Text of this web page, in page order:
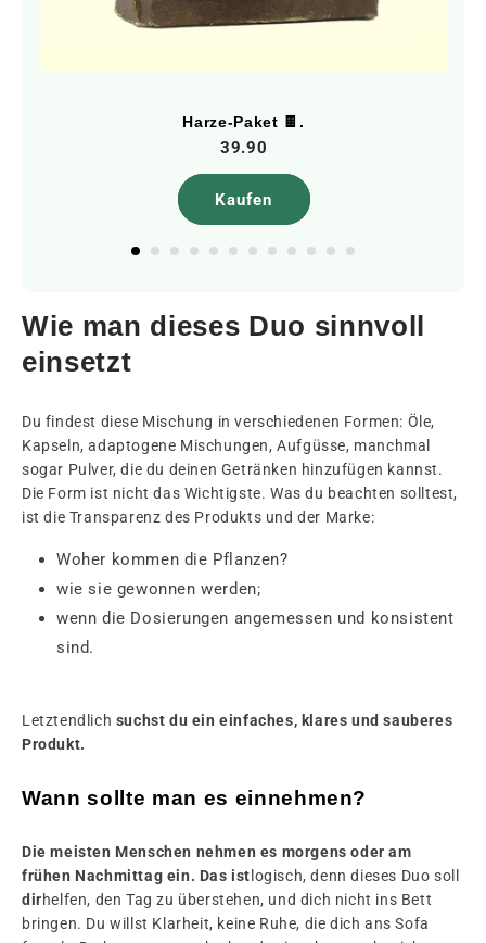
Harze-Paket 🍫.
39.90
Kaufen
Wie man dieses Duo sinnvoll
einsetzt
Du findest diese Mischung in verschiedenen Formen: Öle,
Kapseln, adaptogene Mischungen, Aufgüsse, manchmal
sogar Pulver, die du deinen Getränken hinzufügen kannst.
Die Form ist nicht das Wichtigste. Was du beachten solltest,
ist die Transparenz des Produkts und der Marke:
Woher kommen die Pflanzen?
wie sie gewonnen werden;
wenn die Dosierungen angemessen und konsistent
sind.
Letztendlich suchst du ein einfaches, klares und sauberes
Produkt.
Wann sollte man es einnehmen?
Die meisten Menschen nehmen es morgens oder am
frühen Nachmittag ein. Das ist logisch, denn dieses Duo soll
dirhelfen, den Tag zu überstehen, und dich nicht ins Bett
bringen. Du willst Klarheit, keine Ruhe, die dich ans Sofa